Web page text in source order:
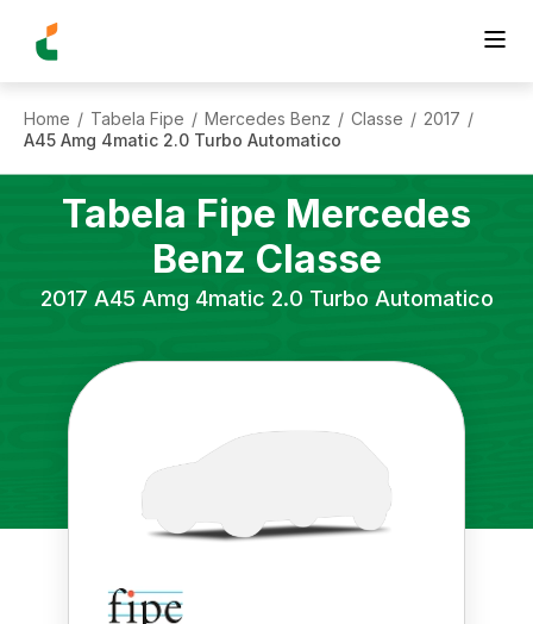
Home / Tabela Fipe / Mercedes Benz / Classe / 2017 /
A45 Amg 4matic 2.0 Turbo Automatico
Tabela Fipe Mercedes
Benz Classe
2017 A45 Amg 4matic 2.0 Turbo Automatico